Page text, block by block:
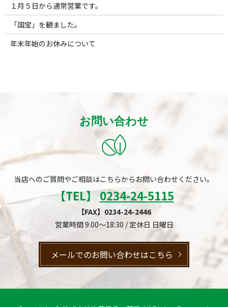
１月５日から通常営業です。
「国宝」を観ました。
年末年始のお休みについて
お問い合わせ
当店へのご質問やご相談はこちらからお問い合わせください。
【TEL】 0234-24-5115
【FAX】0234-24-2446
営業時間 9:00～18:30 / 定休日 日曜日
メールでのお問い合わせはこちら